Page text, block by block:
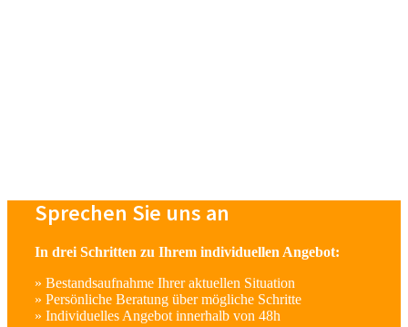
Sprechen Sie uns an
In drei Schritten zu Ihrem individuellen Angebot:
» Bestandsaufnahme Ihrer aktuellen Situation
» Persönliche Beratung über mögliche Schritte
» Individuelles Angebot innerhalb von 48h